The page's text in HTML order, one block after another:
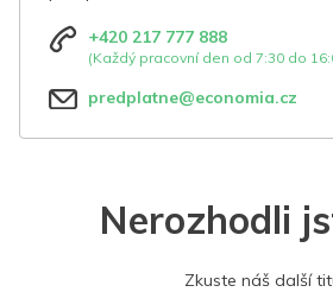
+420 217 777 888
(Každý pracovní den od 7:30 do
predplatne@economia.cz
Nerozhodli
Zkuste náš další